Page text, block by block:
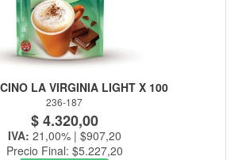
LA VIRGINIA LIGHT X 100
236-187
$ 4.320,00
IVA: 21,00% | $907,20
Precio Final: $5.227,20